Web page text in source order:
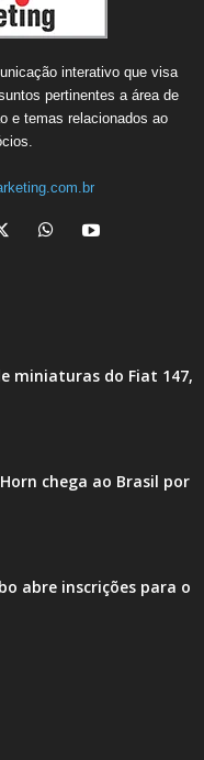
interativo que visa
pertinentes a área de
e temas relacionados ao
miniaturas do Fiat 147,
chega ao Brasil por
abre inscrições para o